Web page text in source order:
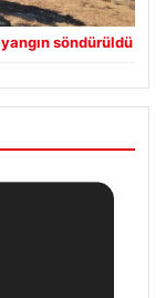
söndürüldü